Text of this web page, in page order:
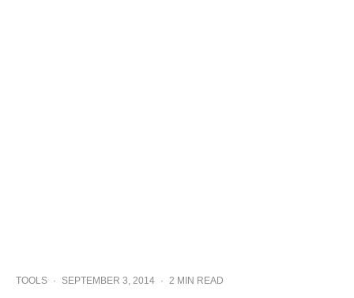
TOOLS · SEPTEMBER 3, 2014 · 2 MIN READ